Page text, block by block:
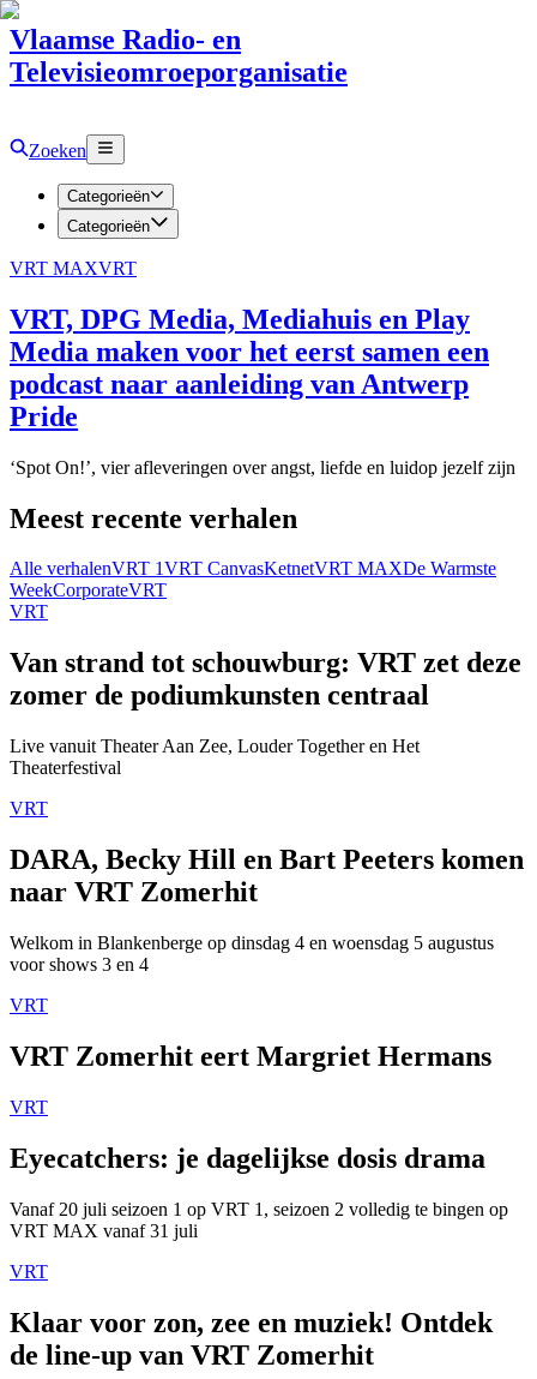
Vlaamse Radio- en
Televisieomroeporganisatie
Zoeken
Categorieën
Categorieën
VRT MAXVRT
VRT, DPG Media, Mediahuis en Play
Media maken voor het eerst samen een
podcast naar aanleiding van Antwerp
Pride
‘Spot On!’, vier afleveringen over angst, liefde en luidop jezelf zijn
Meest recente verhalen
Alle verhalenVRT 1VRT CanvasKetnetVRT MAXDe Warmste
WeekCorporateVRT
VRT
Van strand tot schouwburg: VRT zet deze
zomer de podiumkunsten centraal
Live vanuit Theater Aan Zee, Louder Together en Het
Theaterfestival
VRT
DARA, Becky Hill en Bart Peeters komen
naar VRT Zomerhit
Welkom in Blankenberge op dinsdag 4 en woensdag 5 augustus
voor shows 3 en 4
VRT
VRT Zomerhit eert Margriet Hermans
VRT
Eyecatchers: je dagelijkse dosis drama
Vanaf 20 juli seizoen 1 op VRT 1, seizoen 2 volledig te bingen op
VRT MAX vanaf 31 juli
VRT
Klaar voor zon, zee en muziek! Ontdek
de line-up van VRT Zomerhit